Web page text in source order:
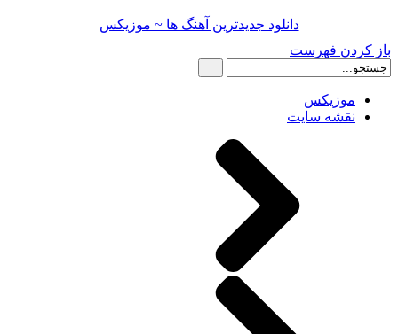
دانلود جدیدترین آهنگ ها ~ موزیکس
باز کردن فهرست
موزیکس
نقشه سایت